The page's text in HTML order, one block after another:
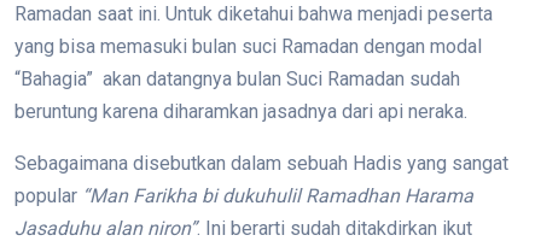
Ramadan saat ini. Untuk diketahui bahwa menjadi peserta
yang bisa memasuki bulan suci Ramadan dengan modal
“Bahagia” akan datangnya bulan Suci Ramadan sudah
beruntung karena diharamkan jasadnya dari api neraka.
Sebagaimana disebutkan dalam sebuah Hadis yang sangat
popular “Man Farikha bi dukuhulil Ramadhan Harama
Jasaduhu alan niron”. Ini berarti sudah ditakdirkan ikut